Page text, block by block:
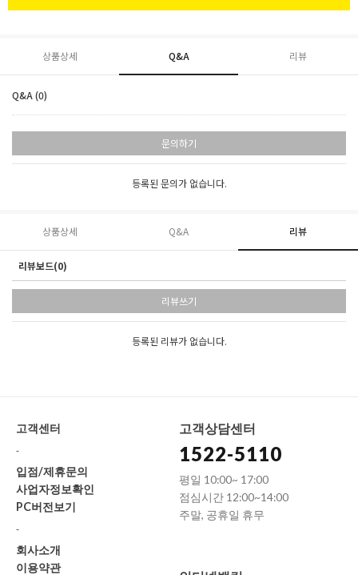
상품상세 Q&A 리뷰
Q&A (0)
문의하기
등록된 문의가 없습니다.
상품상세 Q&A 리뷰
리뷰보드(0)
리뷰쓰기
등록된 리뷰가 없습니다.
고객센터
-
입점/제휴문의
사업자정보확인
PC버전보기
-
회사소개
이용약관
고객상담센터
1522-5110
평일 10:00~ 17:00
점심시간 12:00~14:00
주말, 공휴일 휴무